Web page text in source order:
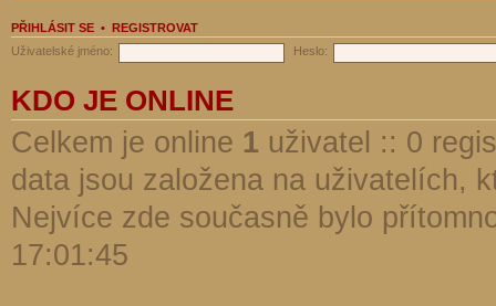
PŘIHLÁSIT SE • REGISTROVAT
Uživatelské jméno:
Heslo:
KDO JE ONLINE
Celkem je online 1 uživatel :: 0
data jsou založena na uživatelích,
Nejvíce zde současně bylo
17:01:45